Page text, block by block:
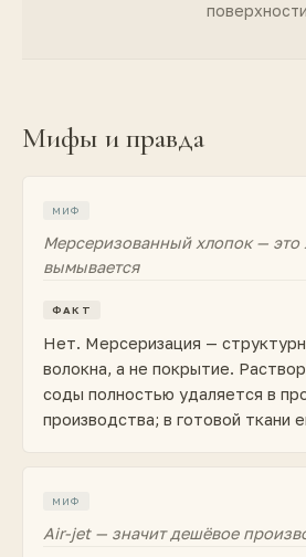
поверхности
Мифы и правда
МИФ
Мерсеризованный хлопок — это
вымывается
ФАКТ
Нет. Мерсеризация —
волокна, а не покрытие.
соды полностью удаляется в
производства; в готовой ткани
МИФ
Air-jet — значит дешёвое